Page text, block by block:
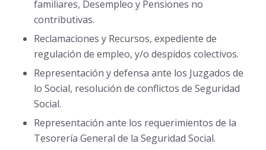
familiares, Desempleo y Pensiones no
contributivas.
Reclamaciones y Recursos, expediente de
regulación de empleo, y/o despidos colectivos.
Representación y defensa ante los Juzgados de
lo Social, resolución de conflictos de Seguridad
Social.
Representación ante los requerimientos de la
Tesorería General de la Seguridad Social.